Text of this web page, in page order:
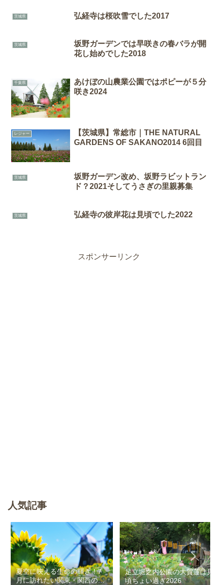
茨城県 弘経寺は桜吹雪でした2017
茨城県
坂野ガーデンでは早咲きの春バラが開
花し始めでした2018
千葉県
あけぼの山農業公園ではポピーが５分
咲き2024
レジャー
【茨城県】常総市｜THE NATURAL
GARDENS OF SAKANO2014 6回目
茨城県
坂野ガーデン改め、坂野ラビットラン
ド？2021そしてうさぎの里親募集
茨城県 弘経寺の彼岸花は見頃でした2022
スポンサーリンク
人気記事
夏空に映える生命の輝き！7
月に訪れたい関東・関西のお
足立堀之内公園の大賀蓮は見
頃ちょい過ぎ2026